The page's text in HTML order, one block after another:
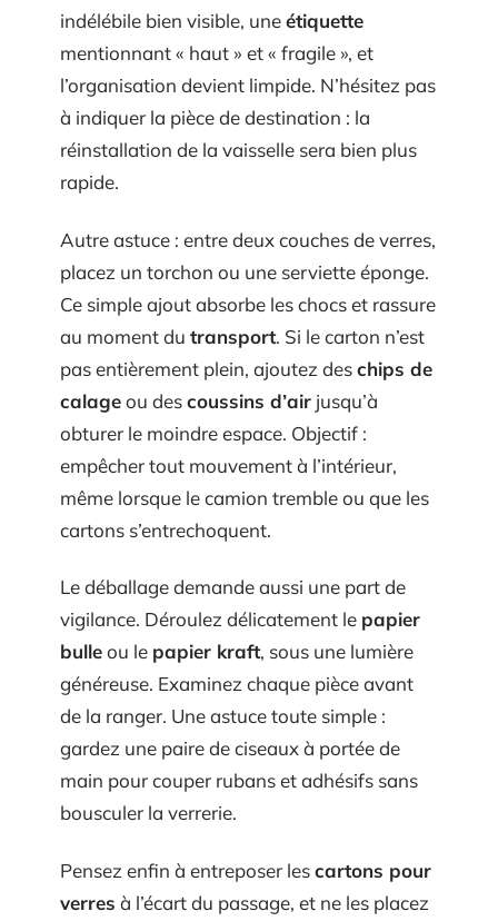
indélébile bien visible, uneétiquette
mentionnant « haut » et « fragile », et
l’organisation devient limpide. N’hésitez pas
à indiquer la pièce de destination : la
réinstallation de la vaisselle sera bien plus
rapide.
Autre astuce : entre deux couches de verres,
placez un torchon ou une serviette éponge.
Ce simple ajout absorbe les chocs et rassure
au moment du transport. Si le carton n’est
pas entièrement plein, ajoutez deschips de
calageou descoussins d’air jusqu’à
obturer le moindre espace. Objectif :
empêcher tout mouvement à l’intérieur,
même lorsque le camion tremble ou que les
cartons s’entrechoquent.
Le déballage demande aussi une part de
vigilance. Déroulez délicatement le papier
bulleou le papier kraft, sous une lumière
généreuse. Examinez chaque pièce avant
de la ranger. Une astuce toute simple :
gardez une paire de ciseaux à portée de
main pour couper rubans et adhésifs sans
bousculer la verrerie.
Pensez enfin à entreposer lescartons pour
verres à l’écart du passage, et ne les placez